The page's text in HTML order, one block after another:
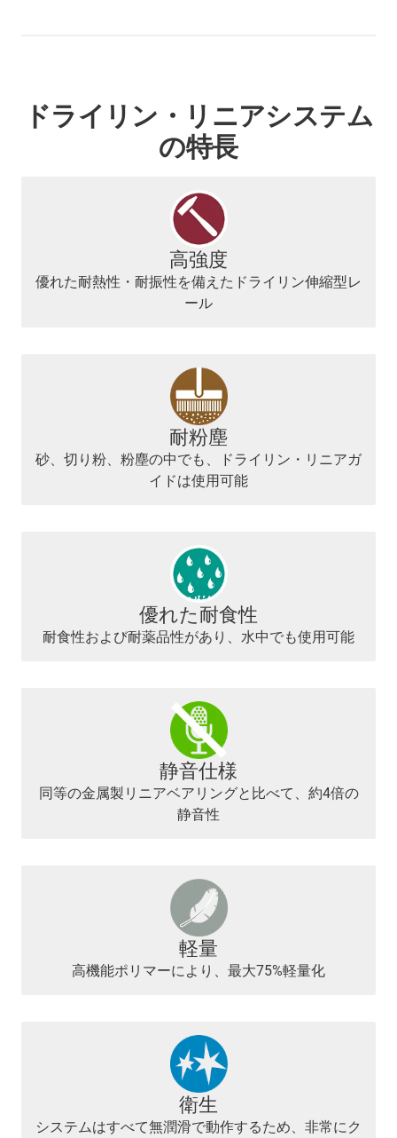
ドライリン・リニアシステム
の特長
高強度
優れた耐熱性・耐振性を備えたドライリン伸縮型レ
ール
耐粉塵
砂、切り粉、粉塵の中でも、ドライリン・リニアガ
イドは使用可能
優れた耐食性
耐食性および耐薬品性があり、水中でも使用可能
静音仕様
同等の金属製リニアベアリングと比べて、約4倍の
静音性
軽量
高機能ポリマーにより、最大75%軽量化
衛生
システムはすべて無潤滑で動作するため、非常にク